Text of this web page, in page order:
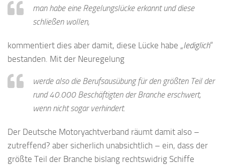
man habe eine Regelungslücke erkannt und diese
schließen wollen,
kommentiert dies aber damit, diese Lücke habe „lediglich“
bestanden. Mit der Neuregelung
werde also die Berufsausübung für den größten Teil der
rund 40.000 Beschäftigten der Branche erschwert,
wenn nicht sogar verhindert.
Der Deutsche Motoryachtverband räumt damit also –
zutreffend? aber sicherlich unabsichtlich – ein, dass der
größte Teil der Branche bislang rechtswidrig Schiffe